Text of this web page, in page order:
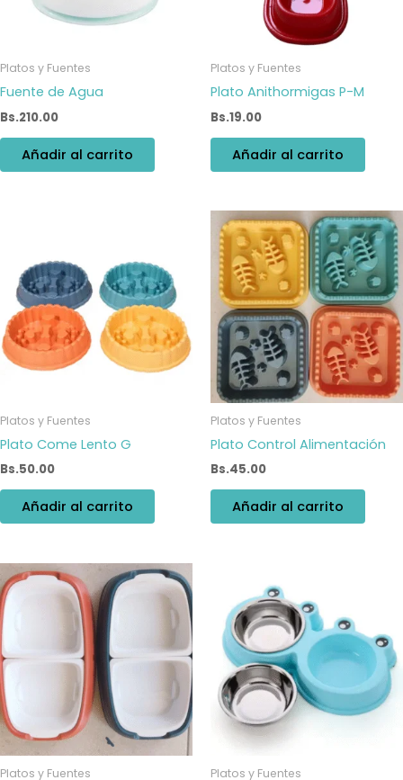
Platos y Fuentes
Fuente de Agua
Bs.210.00
Añadir al carrito
Platos y Fuentes
Plato Anithormigas P-M
Bs.19.00
Añadir al carrito
Platos y Fuentes
Plato Come Lento G
Bs.50.00
Añadir al carrito
Platos y Fuentes
Plato Control Alimentación
Bs.45.00
Añadir al carrito
Platos y Fuentes Platos y Fuentes